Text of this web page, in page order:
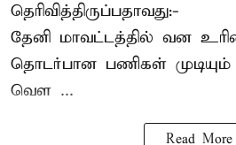
தெரிவித்திருப்பதாவது:-
தேனி மாவட்டத்தில் வன
தொடர்பான பணிகள்
வெள ...
Read More